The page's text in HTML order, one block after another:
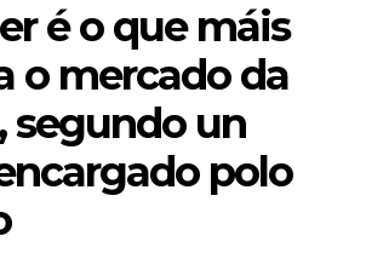
é o que máis
o mercado da
segundo un
polo